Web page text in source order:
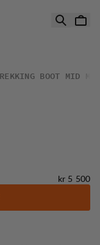
BOOT MID M
Pris:
kr 5 500